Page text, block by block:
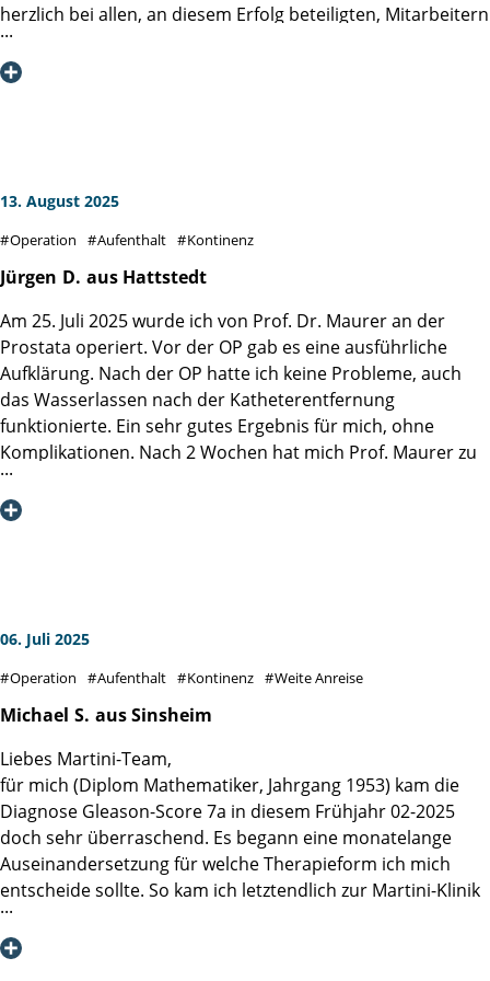
Engagement um gemeinsam weiter gegen den
Prostatakrebs zu kämpfen.
Martini-Klinik uneingeschränkt weiterempfehlen. Vielen
Dank an das gesamte Team!
herzlich bei allen, an diesem Erfolg beteiligten, Mitarbeitern
der Martini-Klinik bedanken. Insbesondere bei meinem
Operateur Prof. Dr. Dr. Philipp Mandel und dem gesamten
Ihr habt ein Kompetenzzentrum, einen ganz besonderen
Prostataproblemen, bestens empfehlen kann.
13. August 2025
Operation Aufenthalt Kontinenz
Jürgen D. aus Hattstedt
Am 25. Juli 2025 wurde ich von Prof. Dr. Maurer an der
Prostata operiert. Vor der OP gab es eine ausführliche
Aufklärung. Nach der OP hatte ich keine Probleme, auch
das Wasserlassen nach der Katheterentfernung
funktionierte. Ein sehr gutes Ergebnis für mich, ohne
Komplikationen. Nach 2 Wochen hat mich Prof. Maurer zu
Hause persönlich angerufen und über die Laborwerte
ausführlich informiert.
es noch in keiner anderen Klinik erlebt.
der OP vom Sozialdienst in der Klinik von einer sehr
freundlichen und erfahrenen Dame vermittelt wurde.
Klinik
06. Juli 2025
Operation Aufenthalt Kontinenz Weite Anreise
Michael S. aus Sinsheim
Liebes Martini-Team,
für mich (Diplom Mathematiker, Jahrgang 1953) kam die
Diagnose Gleason-Score 7a in diesem Frühjahr 02-2025
doch sehr überraschend. Es begann eine monatelange
Auseinandersetzung für welche Therapieform ich mich
entscheide sollte. So kam ich letztendlich zur Martini-Klinik
und zu einem Gespräch mit Prof. Dr. Steuber. Seine
Klarheit, Empathie und Offenheit für verschiedene Ansätze